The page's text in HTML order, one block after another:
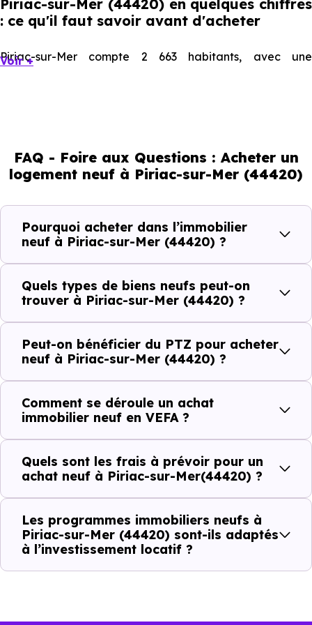
Piriac-sur-Mer (44420) en quelques chiffres
: ce qu'il faut savoir avant d'acheter
Piriac-sur-Mer compte 2 663 habitants, avec une
7.59 % de jeunes et 8.86 % d'enfants. Un profil
démographique qui renseigne directement sur la
demande locative locale et les typologies de biens les
plus recherchées.
Côté cadre de vie, Piriac-sur-Mer (44420) dispose de 5
commerces, 2 professions médicales et 2 établissements
scolaires. Des équipements du quotidien qui constituent
autant d'arguments concrets pour habiter ou investir
dans la commune.
Combien coûte un logement à Piriac-sur-
Mer (44420) ?
C'est souvent la première question. Voici les repères de
prix à connaître pour un achat immobilier à Piriac-sur-
Mer (44420) :
Prix
minimum
Prix
moyen
maximum
Voir +
FAQ - Foire aux Questions : Acheter un
logement neuf à Piriac-sur-Mer (44420)
Pourquoi acheter dans l’immobilier
neuf à Piriac-sur-Mer (44420) ?
Quels types de biens neufs peut-on
trouver à Piriac-sur-Mer (44420) ?
Peut-on bénéficier du PTZ pour acheter
neuf à Piriac-sur-Mer (44420) ?
Comment se déroule un achat
immobilier neuf en VEFA ?
Quels sont les frais à prévoir pour un
achat neuf à Piriac-sur-Mer(44420) ?
Les programmes immobiliers neufs à
Piriac-sur-Mer (44420) sont-ils adaptés
à l’investissement locatif ?